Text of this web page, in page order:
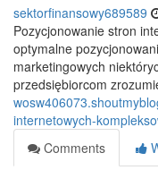
sektorfinansowy689589
Pozycjonowanie stron
optymalne
marketingowych
przedsiębiorcom
internetowych-
Comments